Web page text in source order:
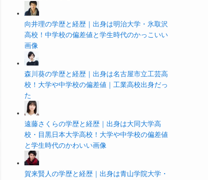
向井理の学歴と経歴｜出身は明治大学・氷取沢
高校！中学校の偏差値と学生時代のかっこいい
画像
森川葵の学歴と経歴｜出身は名古屋市立工芸高
校！大学や中学校の偏差値｜工業高校出身だっ
た
遠藤さくらの学歴と経歴｜出身は大同大学高
校・目黒日本大学高校！大学や中学校の偏差値
と学生時代のかわいい画像
賀来賢人の学歴と経歴｜出身は青山学院大学・